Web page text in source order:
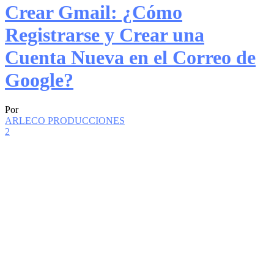
Crear Gmail: ¿Cómo
Registrarse y Crear una
Cuenta Nueva en el Correo de
Google?
Por
ARLECO PRODUCCIONES
2